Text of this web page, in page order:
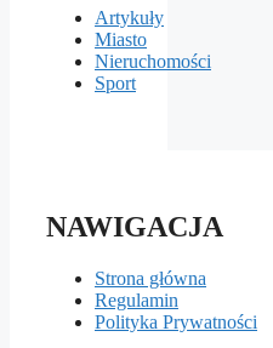
Artykuły
Miasto
Nieruchomości
Sport
NAWIGACJA
Strona główna
Regulamin
Polityka Prywatności